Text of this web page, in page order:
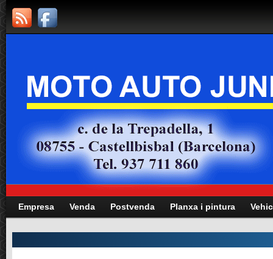
Empresa Venda Postvenda Planxa i pintura